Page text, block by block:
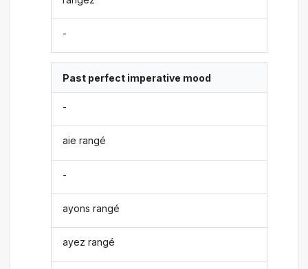
-
Past perfect imperative mood
-
aie rangé
-
ayons rangé
ayez rangé